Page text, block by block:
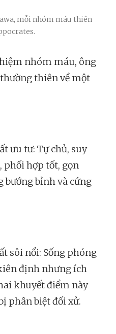
mỗi nhóm máu thiên
nhóm máu, ông
thiên về một
ưu tư: Tự chủ, suy
phối hợp tốt, gọn
bướng bỉnh và cứng
sôi nổi: Sống phóng
định nhưng ích
khuyết điểm này
phân biệt đối xử.